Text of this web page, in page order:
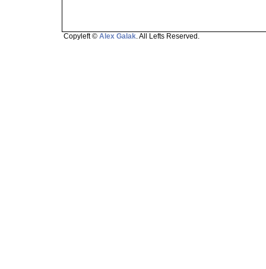
Copyleft © Alex Galak. All Lefts Reserved.